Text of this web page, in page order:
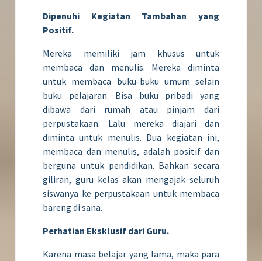
Dipenuhi Kegiatan Tambahan yang
Positif.
Mereka memiliki jam khusus untuk
membaca dan menulis. Mereka diminta
untuk membaca buku-buku umum selain
buku pelajaran. Bisa buku pribadi yang
dibawa dari rumah atau pinjam dari
perpustakaan. Lalu mereka diajari dan
diminta untuk menulis. Dua kegiatan ini,
membaca dan menulis, adalah positif dan
berguna untuk pendidikan. Bahkan secara
giliran, guru kelas akan mengajak seluruh
siswanya ke perpustakaan untuk membaca
bareng di sana.
Perhatian Eksklusif dari Guru.
Karena masa belajar yang lama, maka para